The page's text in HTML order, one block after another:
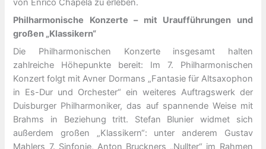
von Enrico Chapela zu erleben.
Philharmonische Konzerte – mit Uraufführungen und
großen „Klassikern“
Die Philharmonischen Konzerte insgesamt halten
zahlreiche Höhepunkte bereit: Im 7. Philharmonischen
Konzert folgt mit Avner Dormans „Fantasie für Altsaxophon
in Es-Dur und Orchester“ ein weiteres Auftragswerk der
Duisburger Philharmoniker, das auf spannende Weise mit
Brahms in Beziehung tritt. Stefan Blunier widmet sich
außerdem großen „Klassikern“: unter anderem Gustav